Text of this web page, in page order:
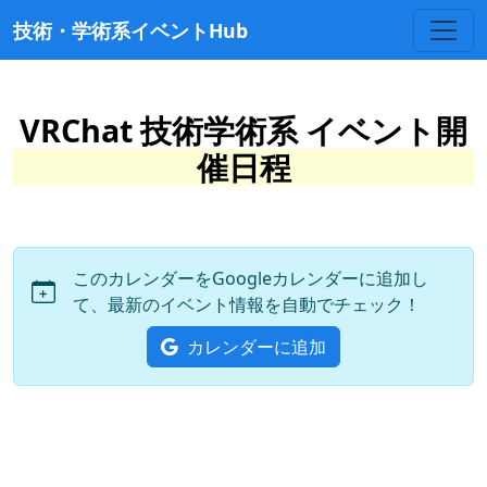
技術・学術系イベントHub
VRChat 技術学術系 イベント開
催日程
このカレンダーをGoogleカレンダーに追加し
て、最新のイベント情報を自動でチェック！
カレンダーに追加